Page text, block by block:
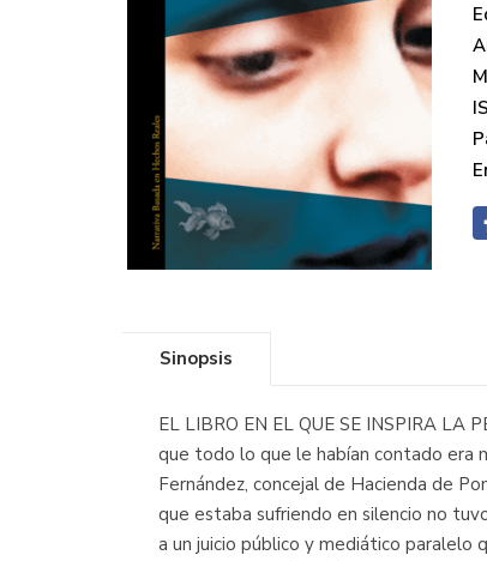
Sinopsis
EL LIBRO EN EL QUE SE INSPIRA LA
que todo lo que le habían contado era
Fernández, concejal de Hacienda de
que estaba sufriendo en silencio no
a un juicio público y mediático